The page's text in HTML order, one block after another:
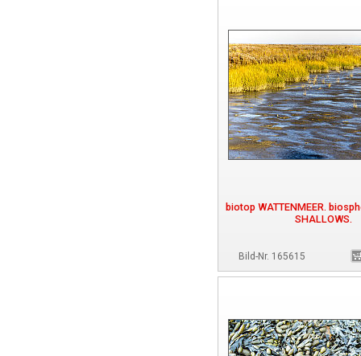
biotop WATTENMEER.
SHALLOWS.
Bild-Nr. 165615